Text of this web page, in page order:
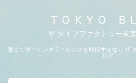
TOKYO
ザ ダイブファクトリー東
東京でダイビングライセンスを取得するなら ザ
ログ